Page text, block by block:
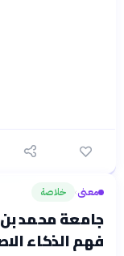
معنى› خلاصة
جامعة محمد
فهم الذكاء